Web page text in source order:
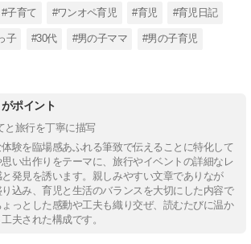
#子育て #ワンオペ育児 #育児 #育児日記
子 #30代 #男の子ママ #男の子育児
ポイント
と旅行を丁寧に描写
験を臨場感あふれる筆致で伝えることに特化して
い出作りをテーマに、旅行やイベントの詳細なレ
発見を誘います。親しみやすい文章でありなが
込み、育児と生活のバランスを大切にした内容で
っとした感動や工夫も織り交ぜ、読むたびに温か
夫された構成です。